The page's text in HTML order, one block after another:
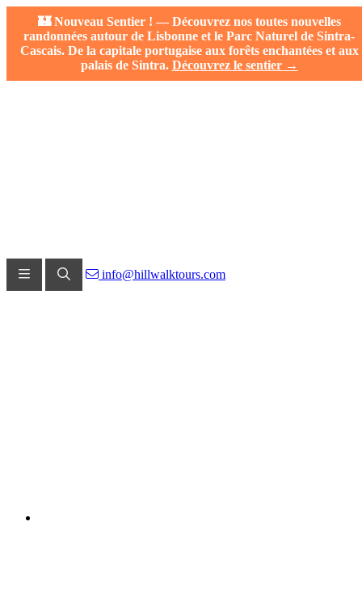
🏰 Nouveau Sentier ! — Découvrez nos toutes nouvelles
randonnées autour de Lisbonne et le Parc Naturel de Sintra-
Cascais. De la capitale portugaise aux forêts enchantées et aux
palais de Sintra. Découvrez le sentier →
info@hillwalktours.com